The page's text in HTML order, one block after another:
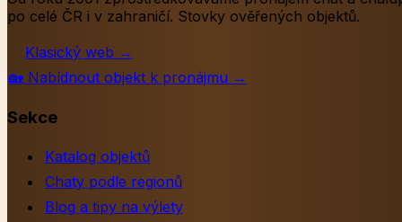
po celé ČR i v zahraničí. Stovky ověřených objektů.
Klasický web →
🏡 Nabídnout objekt k pronájmu →
Sekce
Katalog objektů
Chaty podle regionů
Blog a tipy na výlety